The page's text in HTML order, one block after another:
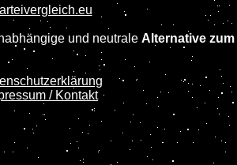
und neutrale Alternative zum
/ Kontakt